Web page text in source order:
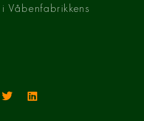
Våbenfabrikkens